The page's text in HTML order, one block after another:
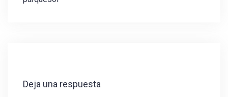
Deja una respuesta